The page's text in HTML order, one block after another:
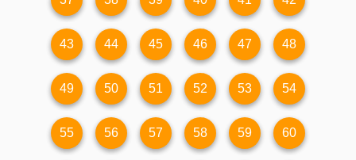
43 44 45 46 47 48
49 50 51 52 53 54
55 56 57 58 59 60